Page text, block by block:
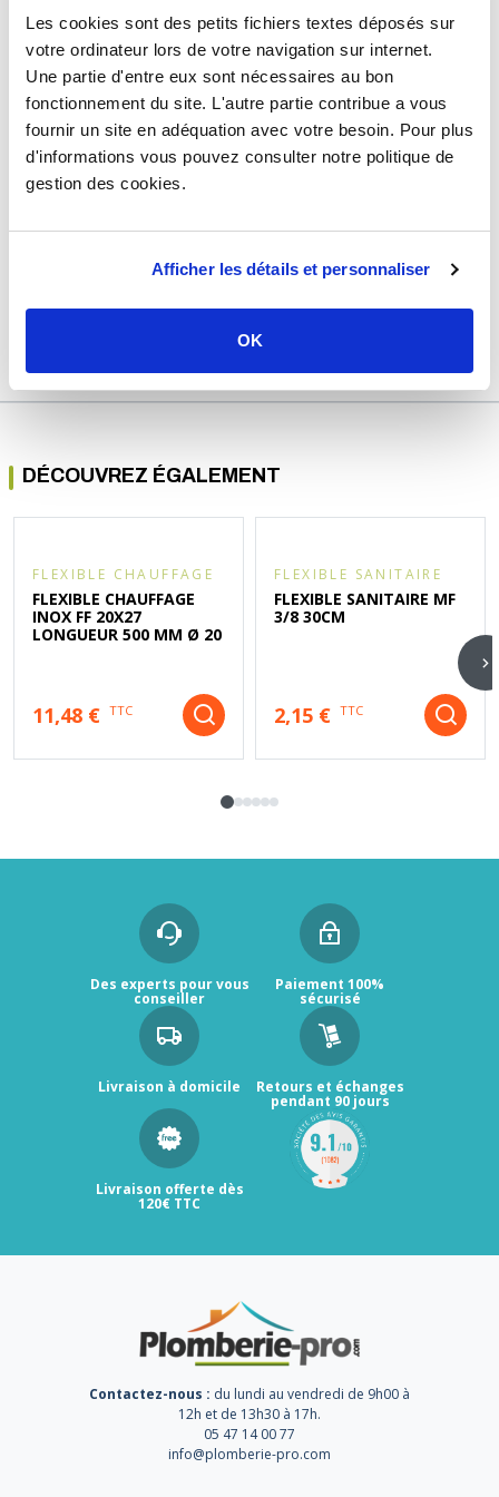
Les cookies sont des petits fichiers textes déposés sur
votre ordinateur lors de votre navigation sur internet.
Une partie d'entre eux sont nécessaires au bon
fonctionnement du site. L'autre partie contribue a vous
fournir un site en adéquation avec votre besoin. Pour plus
d'informations vous pouvez consulter notre politique de
gestion des cookies.
Afficher les détails et personnaliser
OK
Usage Chauffage
Marque Tucai
Matière Inox
Longueur 500 mm
Diamètre
Pression 10 bars
max : 95°C
Garantie 2 ans
d204047a
DÉCOUVREZ ÉGALEMENT
FLEXIBLE CHAUFFAGE
FLEXIBLE CHAUFFAGE
INOX FF 20X27
LONGUEUR 500 MM Ø 20
11,48 € TTC
FLEXIBLE SANITAIRE
FLEXIBLE SANITAIRE MF
3/8 30CM
2,15 € TTC
Des experts pour vous
conseiller
Paiement 100%
sécurisé
Livraison à domicile Retours et échanges
pendant 90 jours
Livraison offerte dès
120€ TTC
Contactez-nous : du lundi au vendredi de 9h00 à
12h et de 13h30 à 17h.
05 47 14 00 77
info@plomberie-pro.com